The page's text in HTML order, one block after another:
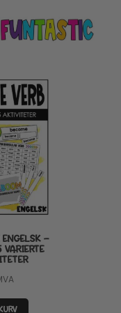
ENGELSK –
VARIERTE